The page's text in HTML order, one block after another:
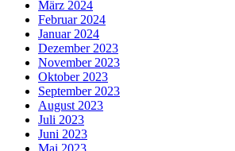
März 2024
Februar 2024
Januar 2024
Dezember 2023
November 2023
Oktober 2023
September 2023
August 2023
Juli 2023
Juni 2023
Mai 2023